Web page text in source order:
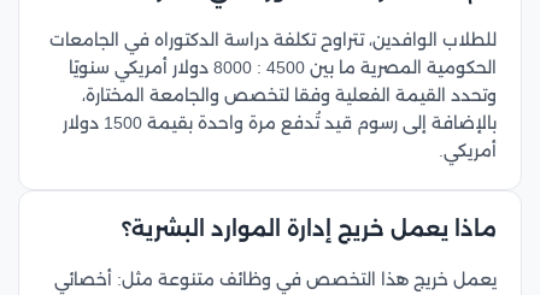
للطلاب الوافدين، تتراوح تكلفة دراسة الدكتوراه في الجامعات
الحكومية المصرية ما بين 4500 : 8000 دولار أمريكي سنويًا
وتحدد القيمة الفعلية وفقا لتخصص والجامعة المختارة،
بالإضافة إلى رسوم قيد تُدفع مرة واحدة بقيمة 1500 دولار
أمريكي.
ماذا يعمل خريج إدارة الموارد البشرية؟
يعمل خريج هذا التخصص في وظائف متنوعة مثل: أخصائي